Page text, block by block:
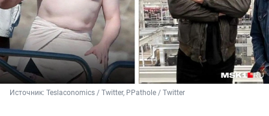
Источник: Teslaconomics / Twitter, PPathole / Twitter